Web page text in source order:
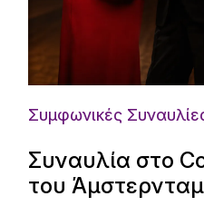
Συμφωνικές
Συναυλία στο
του Άμστερνταμ